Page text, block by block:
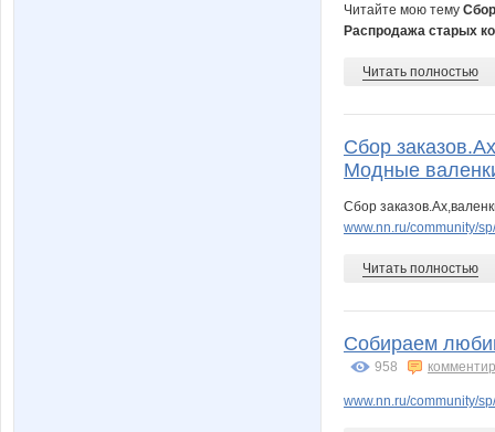
Читайте мою тему
Распродажа старых
Читать полностью
Сбор
Модные
Сбор
www.nn.ru/community/
Читать полностью
Собираем
958
www.nn.ru/community/